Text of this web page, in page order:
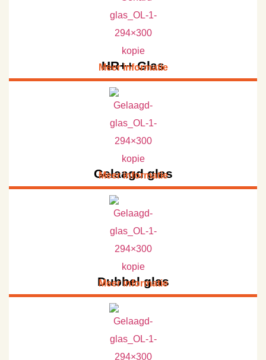
HR++ Glas
Meer informatie
Gelaagd glas
Meer informatie
Dubbel glas
Meer informatie